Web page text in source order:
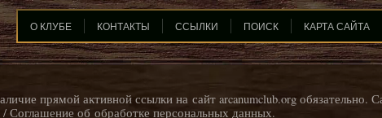
О КЛУБЕ КОНТАКТЫ ССЫЛКИ ПОИСК КАРТА САЙТА
прямой активной ссылки на сайт arcanumclub.org обязательно.
/ Соглашение об обработке персональных данных.